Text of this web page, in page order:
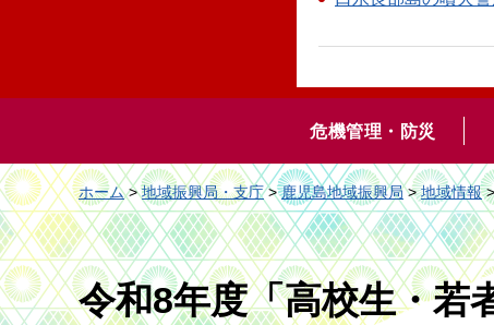
危機管理・防災
ホーム>地域振興局・支庁>鹿児島地域振興局>地域情報>
令和8年度「高校生・若